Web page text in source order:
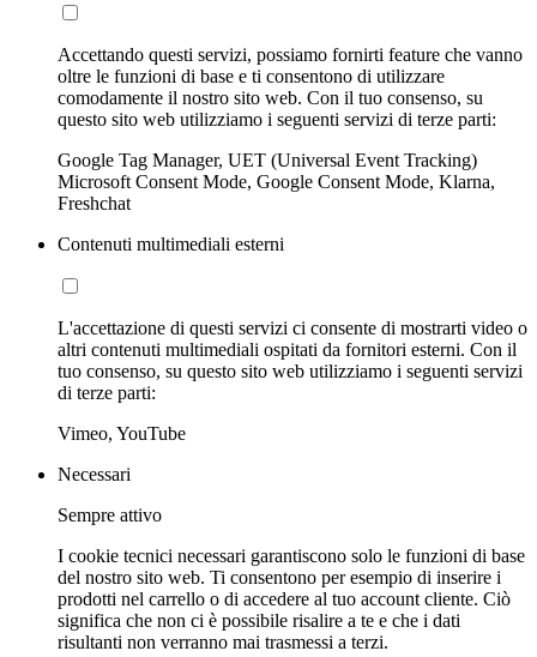
Accettando questi servizi, possiamo fornirti feature che vanno
oltre le funzioni di base e ti consentono di utilizzare
comodamente il nostro sito web. Con il tuo consenso, su
questo sito web utilizziamo i seguenti servizi di terze parti:
Google Tag Manager, UET (Universal Event Tracking)
Microsoft Consent Mode, Google Consent Mode, Klarna,
Freshchat
Contenuti multimediali esterni
L'accettazione di questi servizi ci consente di mostrarti video o
altri contenuti multimediali ospitati da fornitori esterni. Con il
tuo consenso, su questo sito web utilizziamo i seguenti servizi
di terze parti:
Vimeo, YouTube
Necessari
Sempre attivo
I cookie tecnici necessari garantiscono solo le funzioni di base
del nostro sito web. Ti consentono per esempio di inserire i
prodotti nel carrello o di accedere al tuo account cliente. Ciò
significa che non ci è possibile risalire a te e che i dati
risultanti non verranno mai trasmessi a terzi.